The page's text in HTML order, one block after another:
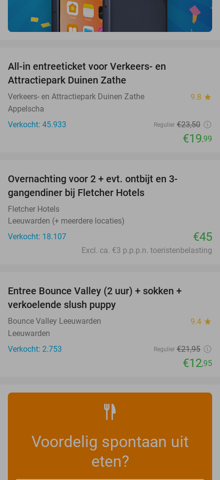
All-in entreeticket voor Verkeers- en
Attractiepark Duinen Zathe
Verkeers- en Attractiepark Duinen Zathe 9.8 star
Appelscha
Verkocht: 45.933
Regulier €23,50
€19,99
Overnachting voor 2 + evt. ontbijt en 3-
gangendiner bij Fletcher Hotels
Fletcher Hotels
Leeuwarden (+ meerdere locaties)
Verkocht: 18.107
€45
Excl. ca. €3 p.p.p.n. toeristenbelasting
Entree Bounce Valley (2 uur) + sokken +
verkoelende slush puppy
Bounce Valley Leeuwarden 9.4 star
Leeuwarden
Verkocht: 2.753
Regulier €21,95
€12,95
Voordelig spontaan uit
eten?